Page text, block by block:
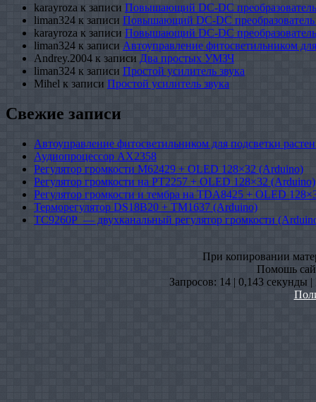
karayroza к записи Повышающий DC-DC
liman324 к записи Повышающий DC-DC
karayroza к записи Повышающий DC-DC
liman324 к записи Автоуправление фитосветильником
Andrey.2004 к записи Два простых УМЗЧ
liman324 к записи Простой усилитель звука
Mihel к записи Простой усилитель звука
Свежие записи
Автоуправление фитосветильником для подсветки
Аудиопроцессор AX2358
Регулятор громкости M62429 + OLED 128×32 (Arduino)
Регулятор громкости на PT2257 + OLED 128×32 (Arduino)
Регулятор громкости и тембра на TDA8425 + OLED
Терморегулятор DS18B20 + TM1637 (Arduino)
TC9260P — двухканальный регулятор громкости
При копировании
Помошь
Запросов: 14 | 0,143 секунды